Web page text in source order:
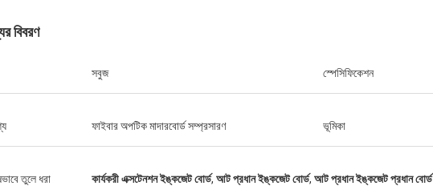
বিবরণ
সবুজ স্পেসিফিকেশন
ফাইবার অপটিক মাদারবোর্ড সম্প্রসারণ ভূমিকা
তুলে ধরা কার্যকরী এক্সটেনশন ইঙ্কজেট বোর্ড, আট প্রধান ইঙ্কজেট বোর্ড, আট প্রধান ইঙ্কজেট প্রধান বোর্ড